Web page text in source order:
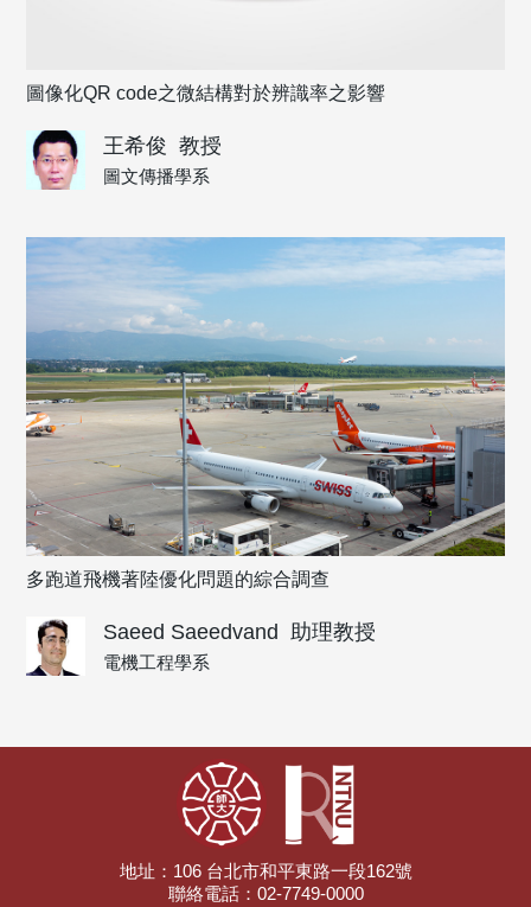
圖像化QR code之微結構對於辨識率之影響
王希俊 教授
圖文傳播學系
多跑道飛機著陸優化問題的綜合調查
Saeed Saeedvand 助理教授
電機工程學系
地址：106 台北市和平東路一段162號
聯絡電話：02-7749-0000